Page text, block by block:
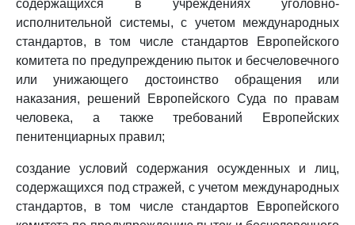
содержащихся в учреждениях уголовно-
исполнительной системы, с учетом международных
стандартов, в том числе стандартов Европейского
комитета по предупреждению пыток и бесчеловечного
или унижающего достоинство обращения или
наказания, решений Европейского Суда по правам
человека, а также требований Европейских
пенитенциарных правил;
создание условий содержания осужденных и лиц,
содержащихся под стражей, с учетом международных
стандартов, в том числе стандартов Европейского